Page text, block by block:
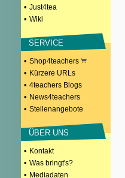
• Just4tea
• Wiki
SERVICE
• Shop4teachers
• Kürzere URLs
• 4teachers Blogs
• News4teachers
• Stellenangebote
ÜBER UNS
• Kontakt
• Was bringt's?
• Mediadaten